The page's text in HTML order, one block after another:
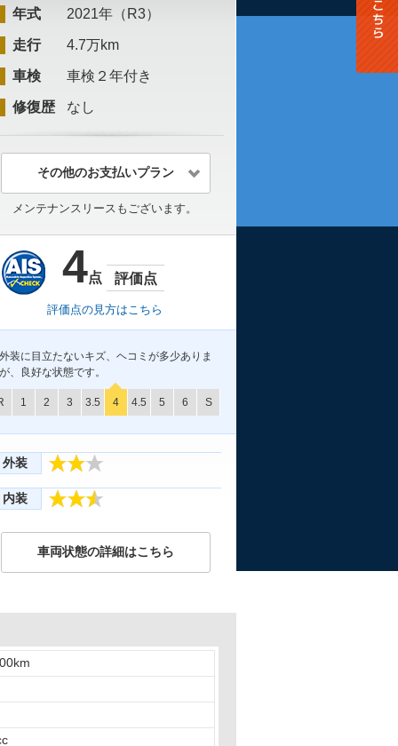
年式 2021年（R3）
走行 4.7万km
車検 車検２年付き
修復歴 なし
その他のお支払いプラン
メンテナンスリースもございます。
4点 評価点
評価点の見方はこちら
装に目立たないキズ、ヘコミが多少ありま
、良好な状態です。
1 2 3 3.5 4 4.5 5 6 S
外装
内装
車両状態の詳細はこちら